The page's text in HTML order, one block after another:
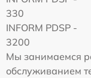
330
INFORM PDSP -
3200
Мы занимаемся
обслуживанием